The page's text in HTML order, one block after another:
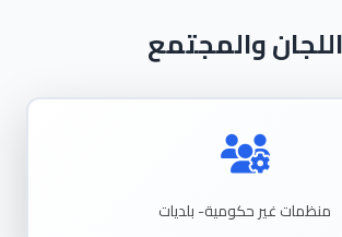
اللجان والمجتمع
منظمات غير حكومية- بلديات